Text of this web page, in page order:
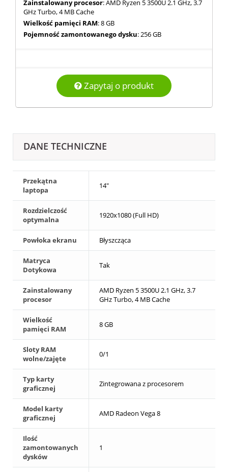
Zainstalowany procesor: AMD Ryzen 5 3500U 2.1 GHz, 3.7
GHz Turbo, 4 MB Cache
Wielkość pamięci RAM: 8 GB
Pojemność zamontowanego dysku: 256 GB
Zapytaj o produkt
DANE TECHNICZNE
Przekątna
laptopa
14"
Rozdzielczość
optymalna
1920x1080 (Full HD)
Powłoka ekranu Błyszcząca
Matryca
Dotykowa
Tak
Zainstalowany
procesor
AMD Ryzen 5 3500U 2.1 GHz, 3.7
GHz Turbo, 4 MB Cache
Wielkość
pamięci RAM
8 GB
Sloty RAM
wolne/zajęte
0/1
Typ karty
graficznej
Zintegrowana z procesorem
Model karty
graficznej
AMD Radeon Vega 8
Ilość
zamontowanych
dysków
1